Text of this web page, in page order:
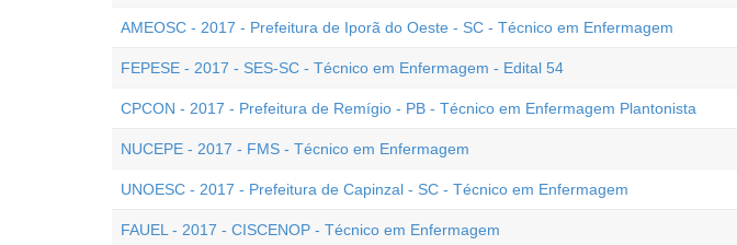
AMEOSC - 2017 - Prefeitura de Iporã do Oeste - SC - Técnico em Enfermagem
FEPESE - 2017 - SES-SC - Técnico em Enfermagem - Edital 54
CPCON - 2017 - Prefeitura de Remígio - PB - Técnico em Enfermagem Plantonista
NUCEPE - 2017 - FMS - Técnico em Enfermagem
UNOESC - 2017 - Prefeitura de Capinzal - SC - Técnico em Enfermagem
FAUEL - 2017 - CISCENOP - Técnico em Enfermagem